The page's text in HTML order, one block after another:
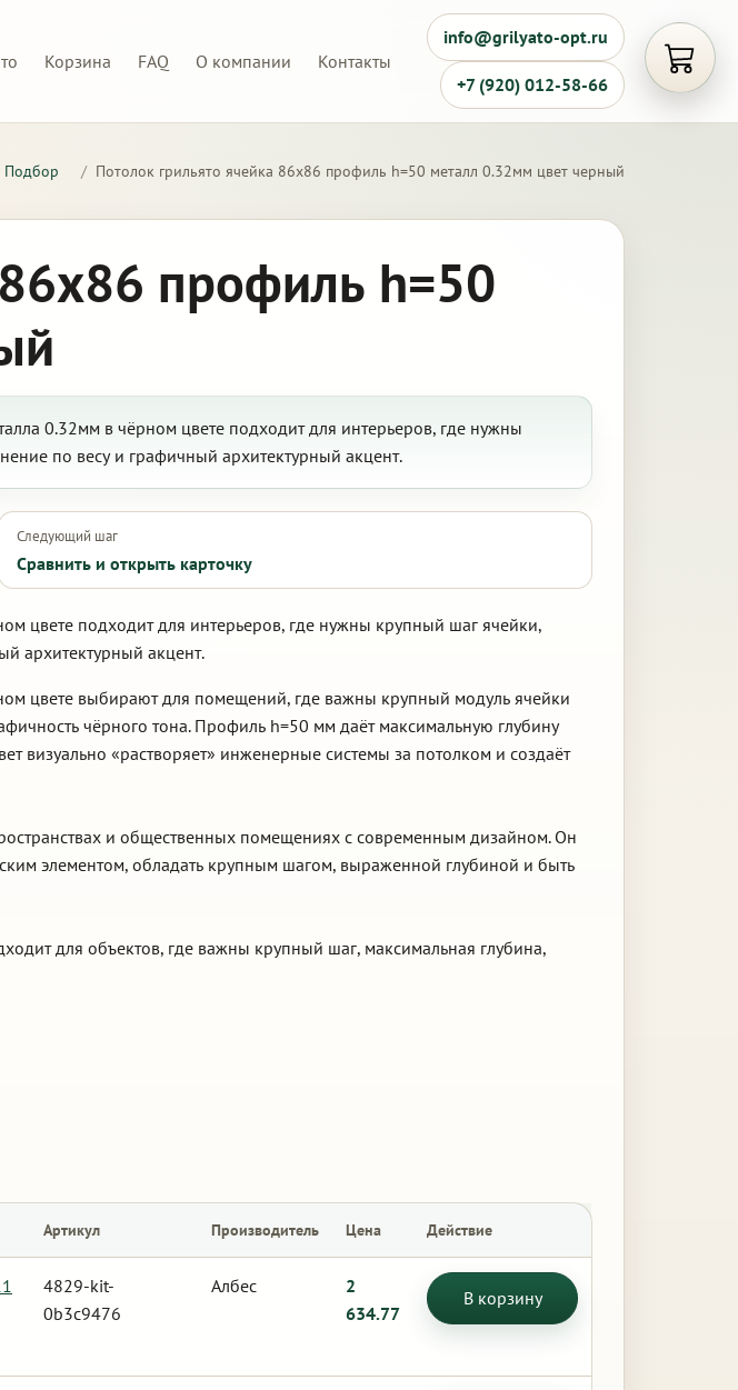
Корзина FAQ О компании Контакты
info@grilyato-opt.ru
+7 (920) 012-58-66
Подбор / Потолок грильято ячейка 86х86 профиль h=50 металл 0.32мм цвет черный
профиль h=50
0.32мм в чёрном цвете подходит для интерьеров, где нужны
по весу и графичный архитектурный акцент.
Следующий шаг
Сравнить и открыть карточку
цвете подходит для интерьеров, где нужны крупный шаг ячейки,
архитектурный акцент.
цвете выбирают для помещений, где важны крупный модуль ячейки
чёрного тона. Профиль h=50 мм даёт максимальную глубину
визуально «растворяет» инженерные системы за потолком и создаёт
и общественных помещениях с современным дизайном. Он
элементом, обладать крупным шагом, выраженной глубиной и быть
для объектов, где важны крупный шаг, максимальная глубина,
Артикул Производитель Цена Действие
4829-kit-
0b3c9476
Албес
2
634.77
В корзину
Открыть